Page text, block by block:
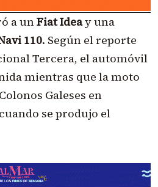
a unFiat Ideay una
110. Según el reporte
Tercera, el automóvil
mientras que la moto
Galeses en
se produjo el